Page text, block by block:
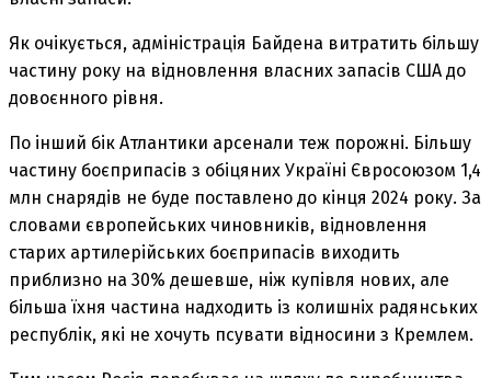
Як очікується, адміністрація Байдена витратить більшу
частину року на відновлення власних запасів США до
довоєнного рівня.
По інший бік Атлантики арсенали теж порожні. Більшу
частину боєприпасів з обіцяних Україні Євросоюзом 1,4
млн снарядів не буде поставлено до кінця 2024 року. За
словами європейських чиновників, відновлення
старих артилерійських боєприпасів виходить
приблизно на 30% дешевше, ніж купівля нових, але
більша їхня частина надходить із колишніх радянських
республік, які не хочуть псувати відносини з Кремлем.